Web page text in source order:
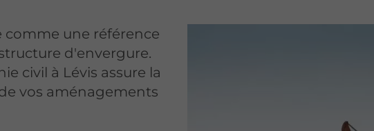
comme une référence
d'envergure.
civil à Lévis assure la
vos aménagements